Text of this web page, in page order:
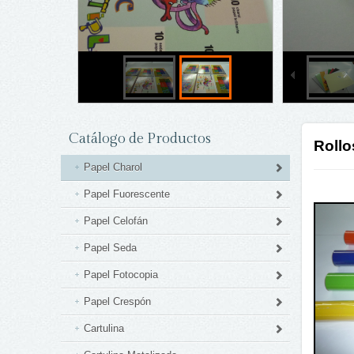
Catálogo de Productos
Papel Charol
Papel Fuorescente
Papel Celofán
Papel Seda
Papel Fotocopia
Papel Crespón
Cartulina